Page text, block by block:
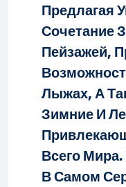
Предлагая
Сочетание
Пейзажей,
Лыжах, А
Зимние И
Всего
В Самом